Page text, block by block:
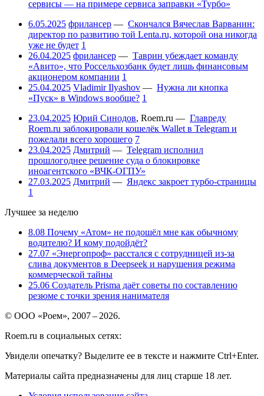
сервисы — на примере сервиса заправки «Турбо»
6.05.2025 фрилансер — Скончался Вячеслав Варванин:
директор по развитию той Lenta.ru, которой она никогда
уже не будет 1
26.04.2025 фрилансер — Таврин убеждает команду
«Авито», что Россельхозбанк будет лишь финансовым
акционером компании 1
25.04.2025 Vladimir Ilyashov — Нужна ли кнопка
«Пуск» в Windows вообще? 1
23.04.2025 Юрий Синодов, Roem.ru — Главреду
Roem.ru заблокировали кошелёк Wallet в Telegram и
пожелали всего хорошего 7
23.04.2025 Дмитрий — Telegram исполнил
прошлогоднее решение суда о блокировке
иноагентского «ВЧК-ОГПУ»
27.03.2025 Дмитрий — Яндекс закроет турбо-страницы
1
Лучшее за неделю
8.08 Почему «Атом» не подошёл мне как обычному
водителю? И кому подойдёт?
27.07 «Энергопроф» расстался с сотрудницей из-за
слива документов в Deepseek и нарушения режима
коммерческой тайны
25.06 Создатель Prisma даёт советы по составлению
резюме с точки зрения нанимателя
© ООО «Роем», 2007 – 2026.
Roem.ru в социальных сетях:
Увидели опечатку? Выделите ее в тексте и нажмите Ctrl+Enter.
Материалы сайта предназначены для лиц старше 18 лет.